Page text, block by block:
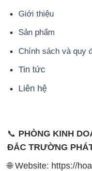
Giới thiệu
Sản phẩm
Chính sách và quy
Tin tức
Liên hệ
📞 PHÒNG KINH
ĐẮC TRƯỜNG
🌐 Website: https://